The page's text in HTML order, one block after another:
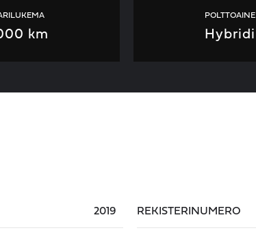
km
POLTTOAINE
Hybridi
2019 REKISTERINUMERO